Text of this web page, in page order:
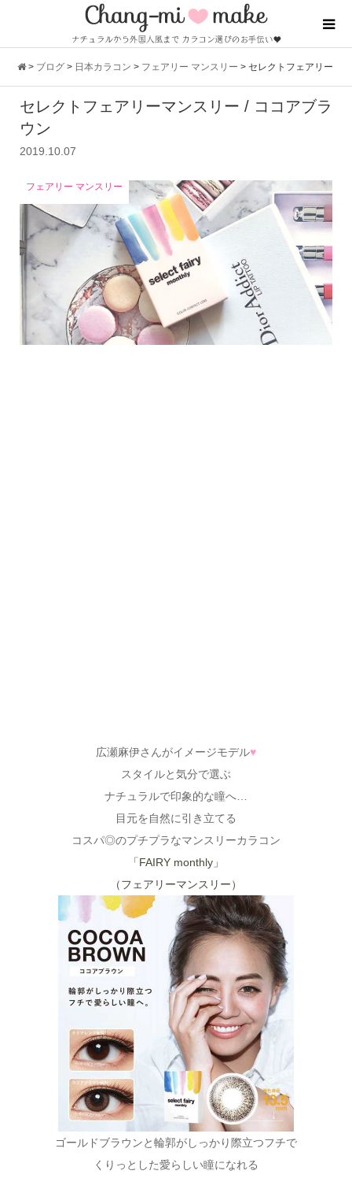
> ブログ > 日本カラコン > フェアリー マンスリー >セレクトフェアリー
マンスリー / ココアブラウン
セレクトフェアリーマンスリー / ココアブラ
ウン
2019.10.07
フェアリー マンスリー
広瀬麻伊さんがイメージモデル♥
スタイルと気分で選ぶ
ナチュラルで印象的な瞳へ…
目元を自然に引き立てる
コスパ◎のプチプラなマンスリーカラコン
「FAIRY monthly」
（フェアリーマンスリー）
ゴールドブラウンと輪郭がしっかり際立つフチで
くりっとした愛らしい瞳になれる